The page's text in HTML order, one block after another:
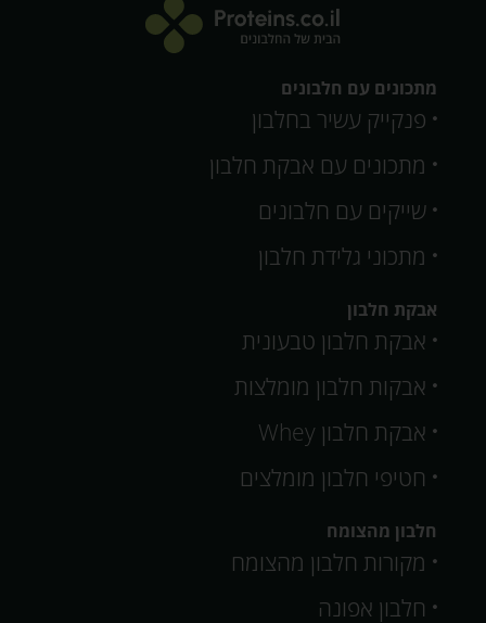
מתכונים עם חלבונים
פנקייק עשיר בחלבון
מתכונים עם אבקת חלבון
שייקים עם חלבונים
מתכוני גלידת חלבון
אבקת חלבון
אבקת חלבון טבעונית
אבקות חלבון מומלצות
אבקת חלבון Whey
חטיפי חלבון מומלצים
חלבון מהצומח
מקורות חלבון מהצומח
חלבון אפונה